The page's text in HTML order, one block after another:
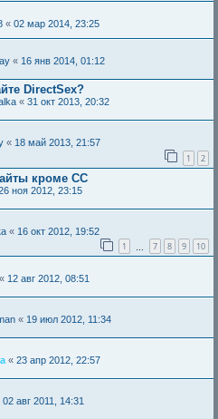
« 02 мар 2014, 23:25
« 16 янв 2014, 01:12
DirectSex?
« 31 окт 2013, 20:32
« 18 май 2013, 21:57
1 2
кроме СС
ноя 2012, 23:15
« 16 окт 2012, 19:52
1 7 8 9 10
« 12 авг 2012, 08:51
« 19 июл 2012, 11:34
« 23 апр 2012, 22:57
02 авг 2011, 14:31